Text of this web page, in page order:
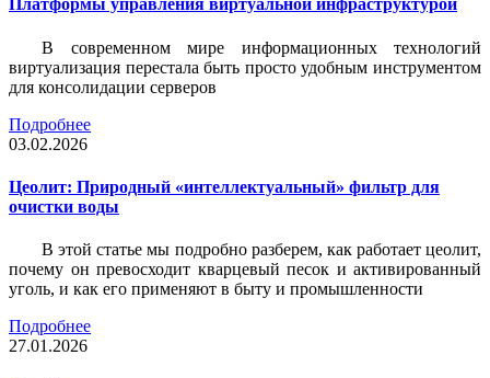
Платформы управления виртуальной инфраструктурой
В современном мире информационных технологий
виртуализация перестала быть просто удобным инструментом
для консолидации серверов
Подробнее
03.02.2026
Цеолит: Природный «интеллектуальный» фильтр для
очистки воды
В этой статье мы подробно разберем, как работает цеолит,
почему он превосходит кварцевый песок и активированный
уголь, и как его применяют в быту и промышленности
Подробнее
27.01.2026